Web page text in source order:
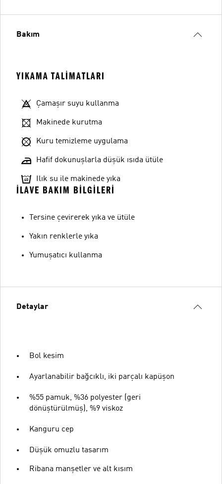
Bakım
YIKAMA TALIMATLARI
Çamaşır suyu kullanma
Makinede kurutma
Kuru temizleme uygulama
Hafif dokunuşlarla düşük ısıda ütüle
Ilık su ile makinede yıka
İLAVE BAKIM BILGILERI
Tersine çevirerek yıka ve ütüle
Yakın renklerle yıka
Yumuşatıcı kullanma
Detaylar
Bol kesim
Ayarlanabilir bağcıklı, iki parçalı kapüşon
%55 pamuk, %36 polyester (geri
dönüştürülmüş), %9 viskoz
Kanguru cep
Düşük omuzlu tasarım
Ribana manşetler ve alt kısım